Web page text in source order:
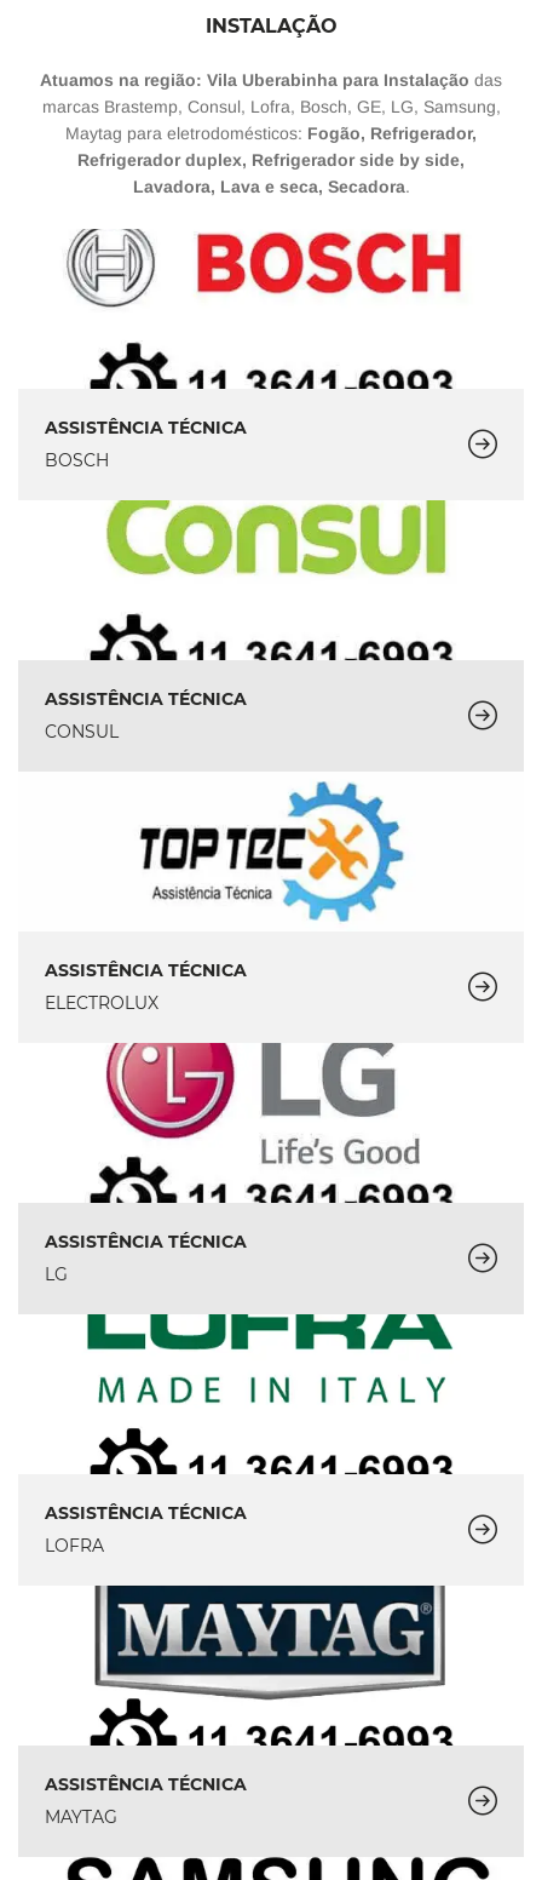
INSTALAÇÃO
Atuamos na região: Vila Uberabinha para Instalação das
marcas Brastemp, Consul, Lofra, Bosch, GE, LG, Samsung,
Maytag para eletrodomésticos: Fogão, Refrigerador,
Refrigerador duplex, Refrigerador side by side,
Lavadora, Lava e seca, Secadora.
ASSISTÊNCIA TÉCNICA
BOSCH
ASSISTÊNCIA TÉCNICA
CONSUL
ASSISTÊNCIA TÉCNICA
ELECTROLUX
ASSISTÊNCIA TÉCNICA
LG
ASSISTÊNCIA TÉCNICA
LOFRA
ASSISTÊNCIA TÉCNICA
MAYTAG